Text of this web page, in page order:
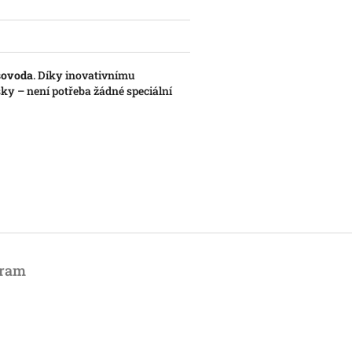
. Díky inovativnímu
– není potřeba žádné speciální